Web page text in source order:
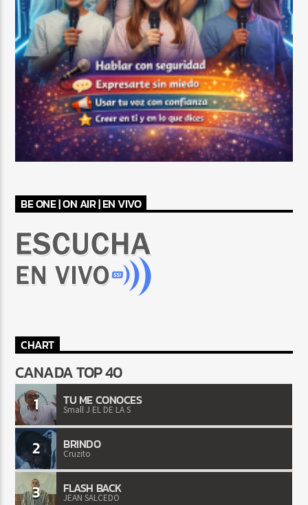
BE ONE | ON AIR | EN VIVO
CHART
CANADA TOP 40
1 TU ME CONOCES
Small J EL DE LA S
2 BRINDO
Cruzito
3 FLASH BACK
JEAN SALCEDO